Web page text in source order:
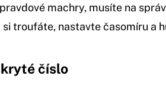
machry, musíte na
si troufáte, nastavte časomíru a
číslo